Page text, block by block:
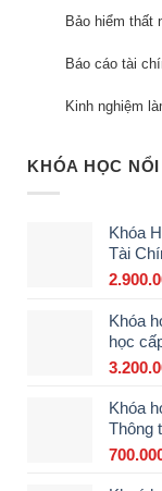
Bảo hiểm thất
Báo cáo tài
Kinh nghiệm
KHÓA HỌC
Khóa
Tài
Khóa
học
Khóa
Thông